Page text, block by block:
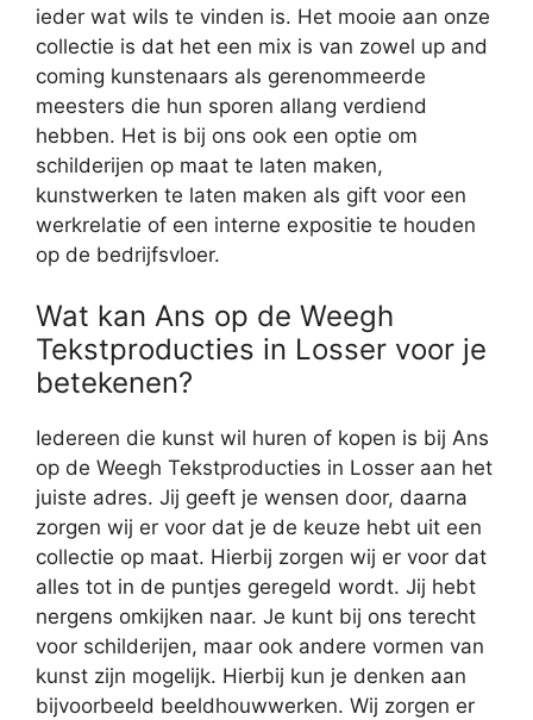
ieder wat wils te vinden is. Het mooie aan onze
collectie is dat het een mix is van zowel up and
coming kunstenaars als gerenommeerde
meesters die hun sporen allang verdiend
hebben. Het is bij ons ook een optie om
schilderijen op maat te laten maken,
kunstwerken te laten maken als gift voor een
werkrelatie of een interne expositie te houden
op de bedrijfsvloer.
Wat kan Ans op de Weegh
Tekstproducties in Losser voor je
betekenen?
Iedereen die kunst wil huren of kopen is bij Ans
op de Weegh Tekstproducties in Losser aan het
juiste adres. Jij geeft je wensen door, daarna
zorgen wij er voor dat je de keuze hebt uit een
collectie op maat. Hierbij zorgen wij er voor dat
alles tot in de puntjes geregeld wordt. Jij hebt
nergens omkijken naar. Je kunt bij ons terecht
voor schilderijen, maar ook andere vormen van
kunst zijn mogelijk. Hierbij kun je denken aan
bijvoorbeeld beeldhouwwerken. Wij zorgen er